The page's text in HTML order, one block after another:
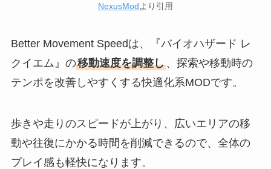
NexusModより引用
Better Movement Speedは、『バイオハザード レ
クイエム』の移動速度を調整し、探索や移動時の
テンポを改善しやすくする快適化系MODです。
歩きや走りのスピードが上がり、広いエリアの移
動や往復にかかる時間を削減できるので、全体の
プレイ感も軽快になります。